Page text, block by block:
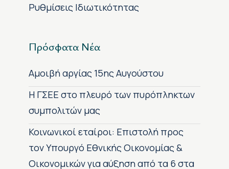
Ρυθμίσεις Ιδιωτικότητας
Πρόσφατα Νέα
Αμοιβή αργίας 15ης Αυγούστου
H ΓΣΕΕ στο πλευρό των πυρόπληκτων
συμπολιτών μας
Κοινωνικοί εταίροι: Επιστολή προς
τον Υπουργό Εθνικής Οικονομίας &
Οικονομικών για αύξηση από τα 6 στα